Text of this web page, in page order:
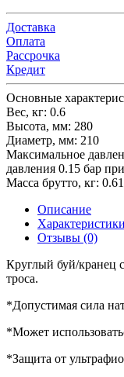
Доставка
Оплата
Рассрочка
Кредит
Основные
Вес, кг: 0.6
Высота, мм: 280
Диаметр, мм: 210
Максимальное
давления 0.15 бар
Масса брутто, кг: 0.61
Описание
Характеристики
Отзывы (0)
Круглый буй/кранец
троса.
*Допустимая сила
*Может
*Защита от